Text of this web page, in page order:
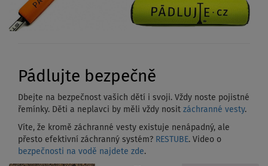
Pádlujte bezpečně
Dbejte na bezpečnost vašich dětí i svoji. Vždy noste pojistné
řemínky. Děti a neplavci by měli vždy nosit záchranné vesty.
Víte, že kromě záchranné vesty existuje nenápadný, ale
přesto efektivní záchranný systém? RESTUBE. Video o
bezpečnosti na vodě najdete zde.